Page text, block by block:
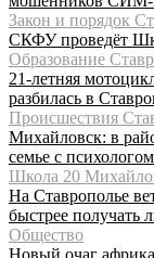
Закон и порядок
СКФУ проведёт
Образование
21-летняя
разбилась в
Происшествия
Михайловск: в
семье с психологом
Школа 20
На Ставрополье
быстрее получать
Общество
Новый очаг